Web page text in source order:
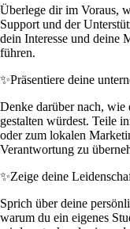
Überlege dir im Voraus,
Support und der
dein Interesse und deine
führen.
✨Präsentiere deine
Denke darüber nach,
gestalten würdest. Teile
oder zum lokalen
Verantwortung zu
✨Zeige deine
Sprich über deine
warum du ein eigenes